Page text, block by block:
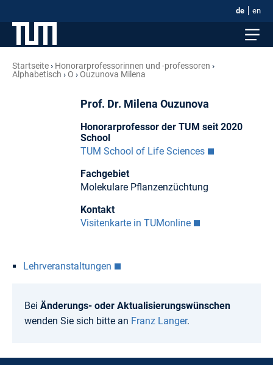
de en
Startseite
Honorar­professorinnen und -professoren
Alphabetisch
O Ouzunova Milena
Prof. Dr. Milena Ouzunova
Honorarprofessor der TUM seit 2020
School
TUM School of Life Sciences
Fachgebiet
Molekulare Pflanzenzüchtung
Kontakt
Visitenkarte in TUMonline
Lehrveranstaltungen
Bei Änderungs- oder Aktualisierungswünschen
wenden Sie sich bitte an Franz Langer.